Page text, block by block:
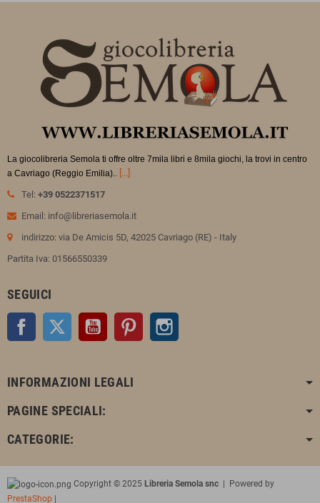
La giocolibreria Semola ti offre oltre 7mila libri e 8mila giochi, la trovi in centro
a Cavriago (Reggio Emilia).. [...]
Tel: +39 0522371517
Email: info@libreriasemola.it
indirizzo: via De Amicis 5D, 42025 Cavriago (RE) - Italy
Partita Iva: 01566550339
SEGUICI
Facebook Twitter YouTube Pinterest
INFORMAZIONI LEGALI
PAGINE SPECIALI:
CATEGORIE:
Copyright © 2025 Libreria Semola snc | Powered by
PrestaShop